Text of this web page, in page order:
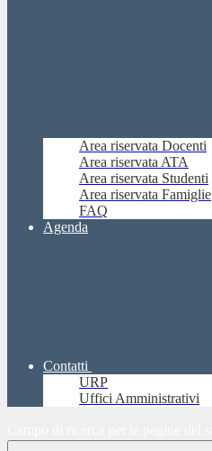
Area riservata Docenti
Area riservata ATA
Area riservata Studenti
Area riservata Famiglie
FAQ
Agenda
Contatti
URP
Uffici Amministrativi